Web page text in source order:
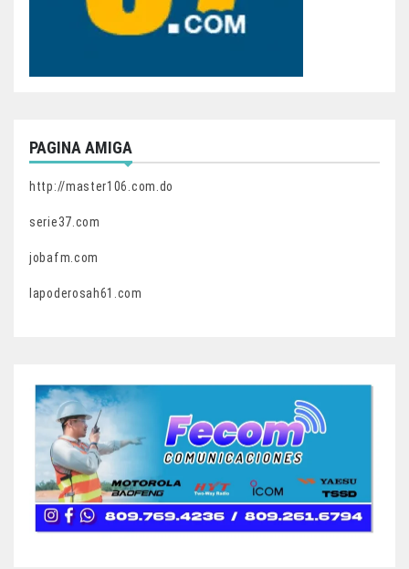
PAGINA AMIGA
http://master106.com.do
serie37.com
jobafm.com
lapoderosah61.com